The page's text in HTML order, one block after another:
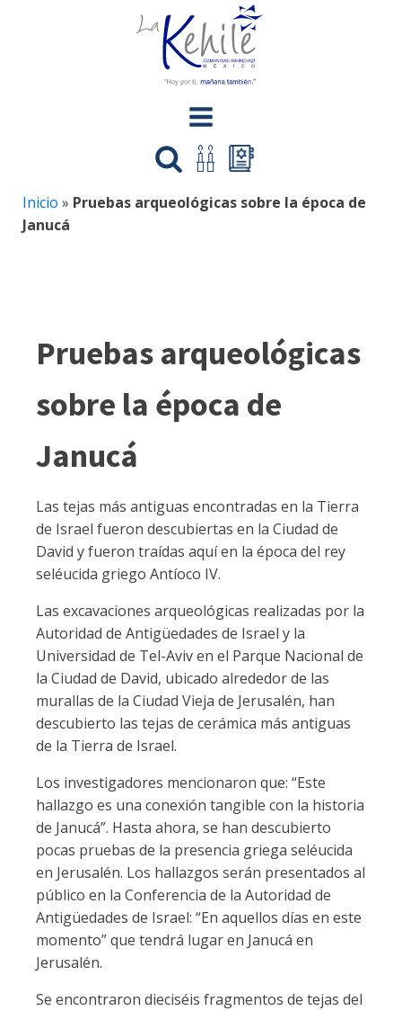
Inicio » Pruebas arqueológicas sobre la época de
Janucá
Pruebas arqueológicas
sobre la época de
Janucá
Las tejas más antiguas encontradas en la Tierra
de Israel fueron descubiertas en la Ciudad de
David y fueron traídas aquí en la época del rey
seléucida griego Antíoco IV.
Las excavaciones arqueológicas realizadas por la
Autoridad de Antigüedades de Israel y la
Universidad de Tel-Aviv en el Parque Nacional de
la Ciudad de David, ubicado alrededor de las
murallas de la Ciudad Vieja de Jerusalén, han
descubierto las tejas de cerámica más antiguas
de la Tierra de Israel.
Los investigadores mencionaron que: “Este
hallazgo es una conexión tangible con la historia
de Janucá”. Hasta ahora, se han descubierto
pocas pruebas de la presencia griega seléucida
en Jerusalén. Los hallazgos serán presentados al
público en la Conferencia de la Autoridad de
Antigüedades de Israel: “En aquellos días en este
momento” que tendrá lugar en Janucá en
Jerusalén.
Se encontraron dieciséis fragmentos de tejas del